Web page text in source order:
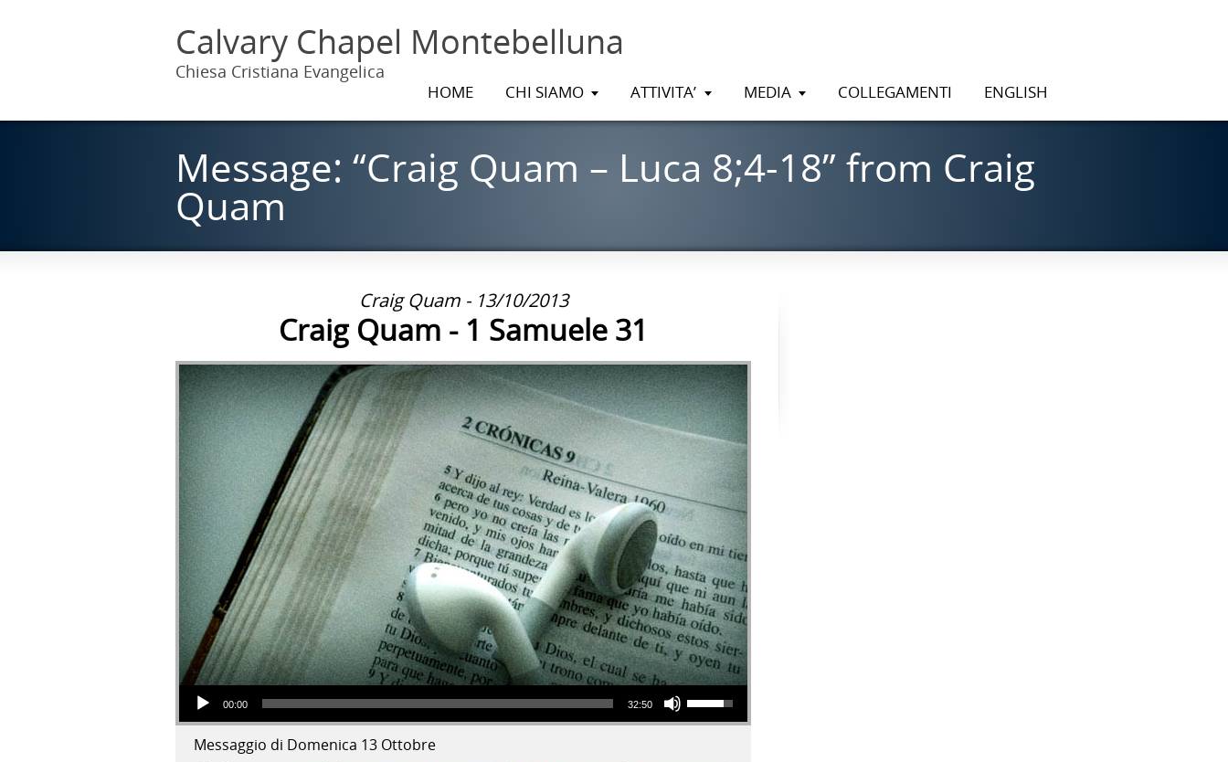
Calvary Chapel Montebelluna
Chiesa Cristiana Evangelica
HOME CHI SIAMO ATTIVITA’ MEDIA COLLEGAMENTI ENGLISH
Message: “Craig Quam – Luca 8;4-18” from Craig
Quam
Craig Quam - 13/10/2013
Craig Quam - 1 Samuele 31
Audio Player
00:00 32:50
Usa i tasti freccia su/giù per aumentare o diminuire il volume.
Messaggio di Domenica 13 Ottobre